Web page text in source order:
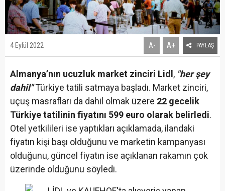
4 Eylül 2022 A- A+ PAYLAŞ
Almanya’nın ucuzluk market zinciri Lidl , "her şey
dahil"Türkiye tatili satmaya başladı. Market zinciri,
uçuş masrafları da dahil olmak üzere 22 gecelik
Türkiye tatilinin fiyatını 599 euro olarak belirledi.
Otel yetkilileri ise yaptıkları açıklamada, ilandaki
fiyatın kişi başı olduğunu ve marketin kampanyası
olduğunu, güncel fiyatın ise açıklanan rakamın çok
üzerinde olduğunu söyledi.